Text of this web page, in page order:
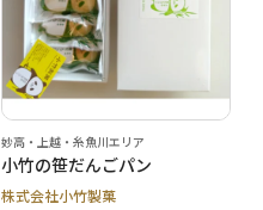
妙高・上越・糸魚川エリア
小竹の笹だんごパン
株式会社小竹製菓